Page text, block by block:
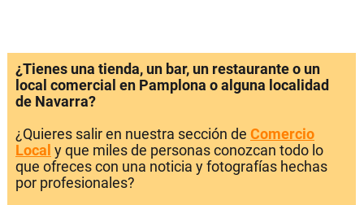
¿Tienes una tienda, un bar, un restaurante o un
local comercial en Pamplona o alguna localidad
de Navarra?
¿Quieres salir en nuestra sección de Comercio
Local y que miles de personas conozcan todo lo
que ofreces con una noticia y fotografías hechas
por profesionales?